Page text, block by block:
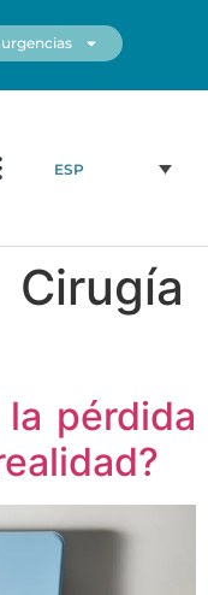
ESP
Cirugía
pérdida